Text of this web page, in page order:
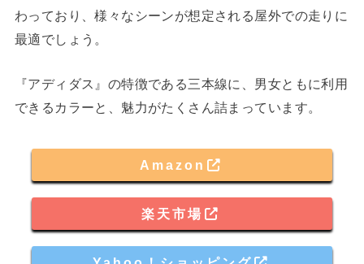
わっており、様々なシーンが想定される屋外での走りに
最適でしょう。
『アディダス』の特徴である三本線に、男女ともに利用
できるカラーと、魅力がたくさん詰まっています。
Amazon
楽天市場